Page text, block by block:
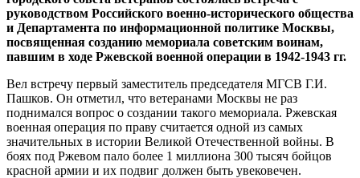
руководством Российского военно-исторического общества
и Департамента по информационной политике Москвы,
посвященная созданию мемориала советским воинам,
павшим в ходе Ржевской военной операции в 1942-1943 гг.
Вел встречу первый заместитель председателя МГСВ Г.И.
Пашков. Он отметил, что ветеранами Москвы не раз
поднимался вопрос о создании такого мемориала. Ржевская
военная операция по праву считается одной из самых
значительных в истории Великой Отечественной войны. В
боях под Ржевом пало более 1 миллиона 300 тысяч бойцов
красной армии и их подвиг должен быть увековечен.